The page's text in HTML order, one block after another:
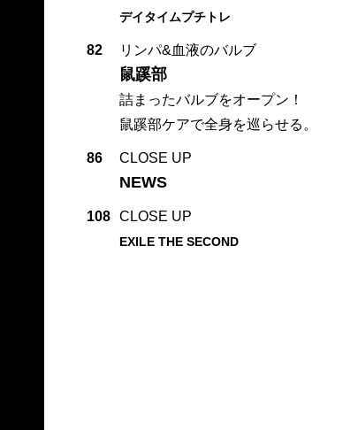
デイタイムプチトレ
82 リンパ&血液のバルブ
鼠蹊部
詰まったバルブをオープン！
鼠蹊部ケアで全身を巡らせる。
86 CLOSE UP
NEWS
108 CLOSE UP
EXILE THE SECOND